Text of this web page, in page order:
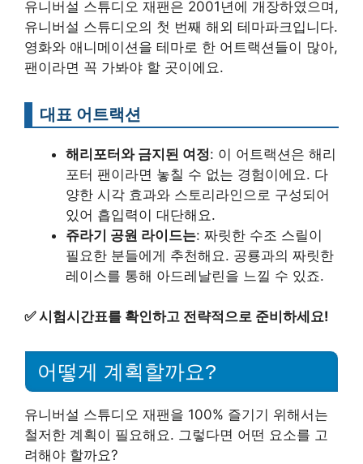
유니버설 스튜디오 재팬은 2001년에 개장하였으며,
유니버설 스튜디오의 첫 번째 해외 테마파크입니다.
영화와 애니메이션을 테마로 한 어트랙션들이 많아,
팬이라면 꼭 가봐야 할 곳이에요.
대표 어트랙션
해리포터와 금지된 여정: 이 어트랙션은 해리
포터 팬이라면 놓칠 수 없는 경험이에요. 다
양한 시각 효과와 스토리라인으로 구성되어
있어 흡입력이 대단해요.
쥬라기 공원 라이드는: 짜릿한 수조 스릴이
필요한 분들에게 추천해요. 공룡과의 짜릿한
레이스를 통해 아드레날린을 느낄 수 있죠.
✅시험시간표를 확인하고 전략적으로 준비하세요!
어떻게 계획할까요?
유니버설 스튜디오 재팬을 100% 즐기기 위해서는
철저한 계획이 필요해요. 그렇다면 어떤 요소를 고
려해야 할까요?